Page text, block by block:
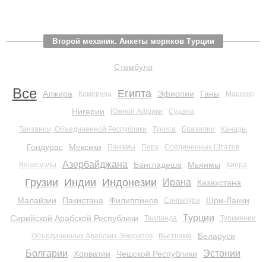
Второй механик. Анкеты моряков Турции
Стамбула
Все Алжира Камеруна Египта Эфиопии Ганы Марокко
Нигерии Южной Африки Судана
Танзании, Объединенной Республики Туниса Бразилии Канады
Гондурас Мексики Панамы Перу Соединенных Штатов
Венесуэлы Азербайджана Бангладеша Мьянмы Кипра
Грузии Индии Индонезии Ирана
Казахстана
Малайзии
Пакистана Филиппинов Сингапура
Шри-Ланки
Сирийской Арабской Республики
Таиланда Турции Туркмении
Объединенных Арабских Эмиратов Вьетнама Беларуси
Болгарии Хорватии Чешской Республики Эстонии